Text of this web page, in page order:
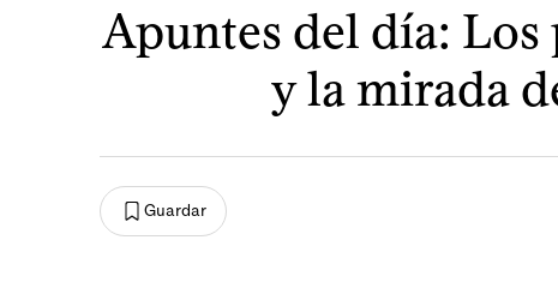
Apuntes del día: Los
y la mirada
Guardar